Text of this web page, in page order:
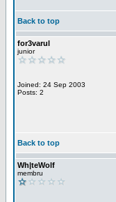
Back to top
for3varul
junior
Joined: 24 Sep 2003
Posts: 2
Back to top
Wh|teWolf
membru